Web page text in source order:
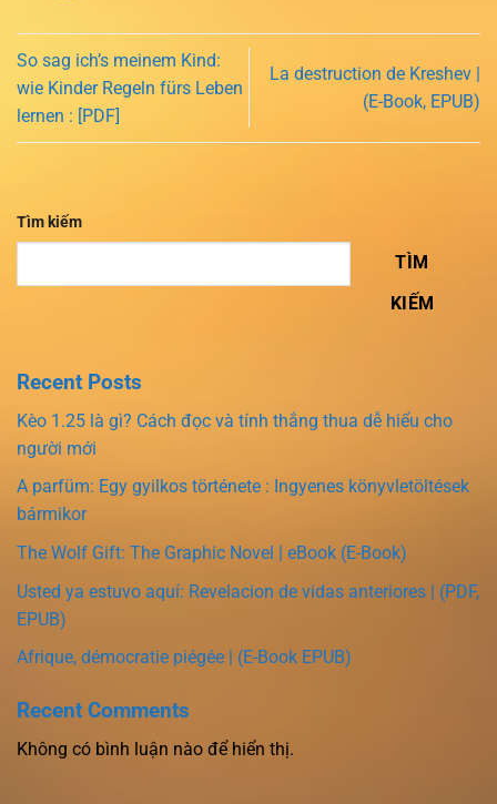
So sag ich’s meinem Kind:
wie Kinder Regeln fürs Leben
lernen : [PDF]
La destruction de Kreshev |
(E-Book, EPUB)
Tìm kiếm
TÌM
KIẾM
Recent Posts
Kèo 1.25 là gì? Cách đọc và tính thắng thua dễ hiểu cho
người mới
A parfüm: Egy gyilkos története : Ingyenes könyvletöltések
bármikor
The Wolf Gift: The Graphic Novel | eBook (E-Book)
Usted ya estuvo aquí: Revelacion de vidas anteriores | (PDF,
EPUB)
Afrique, démocratie piégée | (E-Book EPUB)
Recent Comments
Không có bình luận nào để hiển thị.